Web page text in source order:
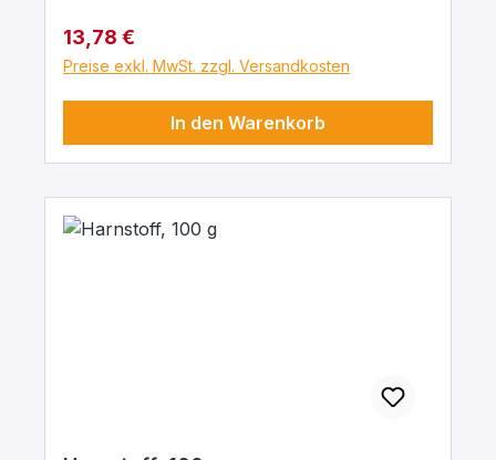
Regulärer Preis:
13,78 €
Preise exkl. MwSt. zzgl. Versandkosten
In den Warenkorb